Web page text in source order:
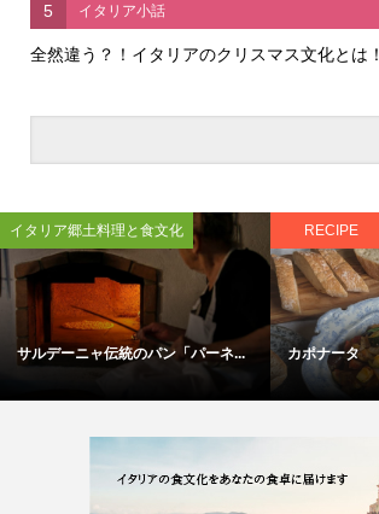
5 イタリア小話
全然違う？！イタリアのクリスマス文化とは！
イタリア郷土料理と食文化
サルデーニャ伝統のパン「パーネ...
RECIPE
カポナータ